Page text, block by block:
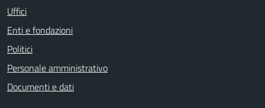
Uffici
Enti e fondazioni
Politici
Personale amministrativo
Documenti e dati